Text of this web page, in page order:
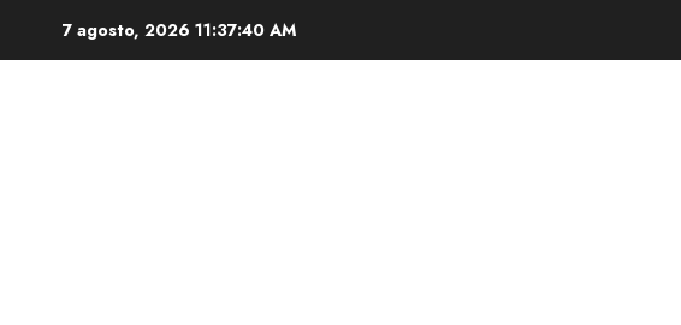
7 agosto, 2026 11:37:41 AM